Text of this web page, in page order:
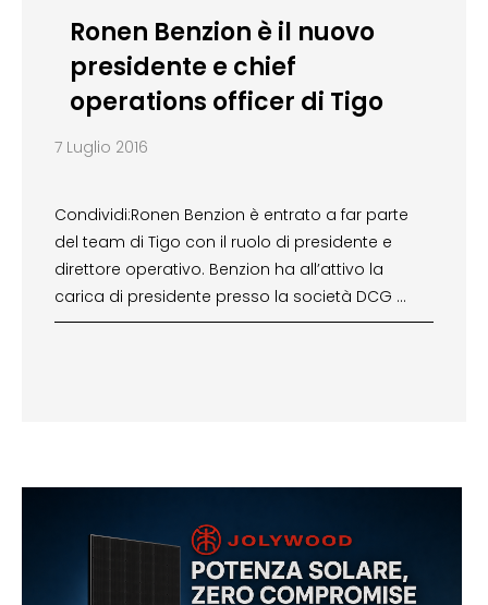
Ronen Benzion è il nuovo
presidente e chief
operations officer di Tigo
7 Luglio 2016
Condividi:Ronen Benzion è entrato a far parte
del team di Tigo con il ruolo di presidente e
direttore operativo. Benzion ha all’attivo la
carica di presidente presso la società DCG …